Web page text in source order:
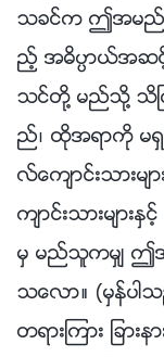
သခင္က ဤအမည္န
ည့္ အဓိပၸာယ္အဆ
သင္တို႔ မည္သို႔ သိ
ည္၊ ထိုအရာကို မရွ
လ္ေက်ာင္းသားမ်ား
က်ာင္းသားမ်ားႏွ
မွ မည္သူကမွ် ဤအရာ
သေလာ။ (မွန္ပ
တရားၾကား ျခ